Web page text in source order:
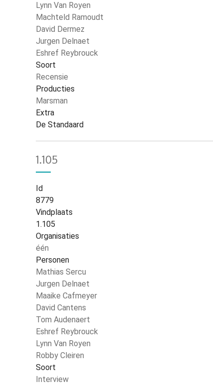
Lynn Van Royen
Machteld Ramoudt
David Dermez
Jurgen Delnaet
Eshref Reybrouck
Soort
Recensie
Producties
Marsman
Extra
De Standaard
1.105
Id
8779
Vindplaats
1.105
Organisaties
één
Personen
Mathias Sercu
Jurgen Delnaet
Maaike Cafmeyer
David Cantens
Tom Audenaert
Eshref Reybrouck
Lynn Van Royen
Robby Cleiren
Soort
Interview